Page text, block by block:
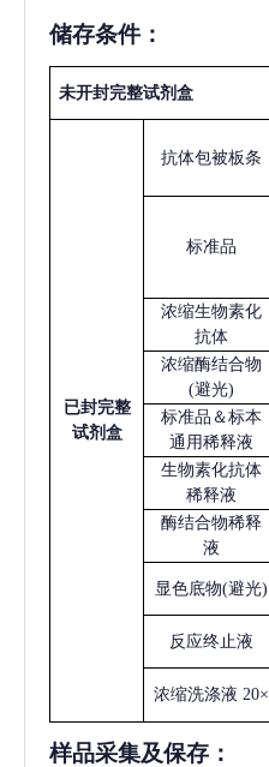
储存条件：
未开封完整试剂盒
已封完整
试剂盒
抗体包被板条
标准品
浓缩生物素化
抗体
浓缩酶结合物
(避光)
标准品＆标本
通用稀释液
生物素化抗体
稀释液
酶结合物稀释
液
显色底物(避光)
反应终止液
浓缩洗涤液 20×
样品采集及保存 ：